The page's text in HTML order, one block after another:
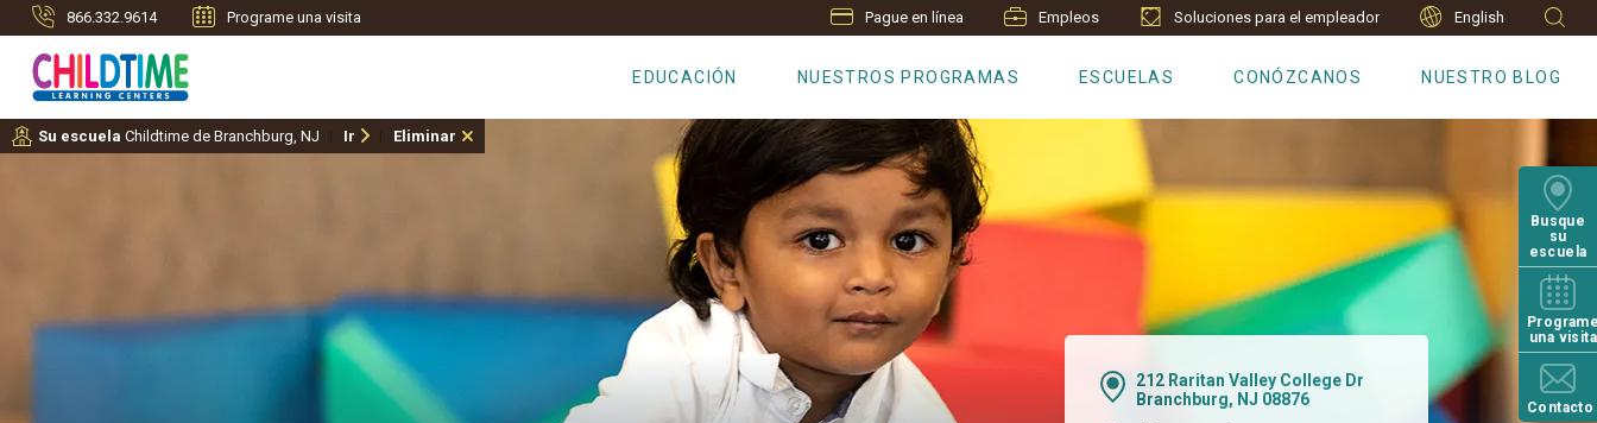
866.332.9614 Programe una visita Pague en línea Empleos Soluciones para el empleador English
EDUCACIÓN NUESTROS PROGRAMAS ESCUELAS CONÓZCANOS NUESTRO BLOG
Busque
su
escuela
una visita
Contacto
Su escuela Childtime de Branchburg, NJ Ir Eliminar
212 Raritan Valley College Dr
Branchburg, NJ 08876